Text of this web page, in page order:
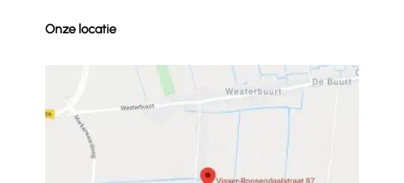
Onze locatie